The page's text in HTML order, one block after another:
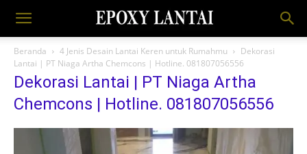
Beranda 4 Jenis Desain Lantai Keren untuk Rumahmu
Dekorasi
Lantai | PT Niaga Artha Chemcons | Hotline. 081807056556
Dekorasi Lantai | PT Niaga Artha
Chemcons | Hotline. 081807056556